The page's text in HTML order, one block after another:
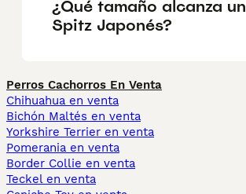
¿Qué tamaño alcanza un
Spitz Japonés?
Perros Cachorros En Venta
Chihuahua en venta
Bichón Maltés en venta
Yorkshire Terrier en venta
Pomerania en venta
Border Collie en venta
Teckel en venta